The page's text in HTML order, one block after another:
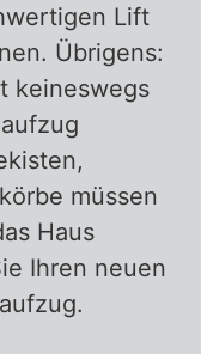
Lift
Übrigens:
keineswegs
müssen
Haus
Ihren neuen